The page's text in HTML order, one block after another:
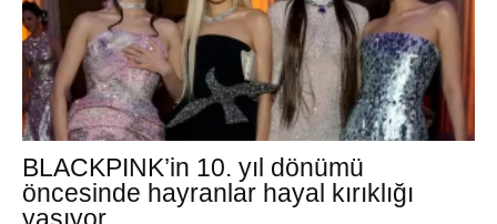
BLACKPINK’in 10. yıl dönümü
öncesinde hayranlar hayal kırıklığı